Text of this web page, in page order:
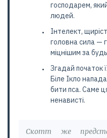
господарем,
людей.
Інтелект,
головна сила —
міцнішим за
Згадай початок
Біле Ікло
бити пса. Саме
ненависті.
Скотт же